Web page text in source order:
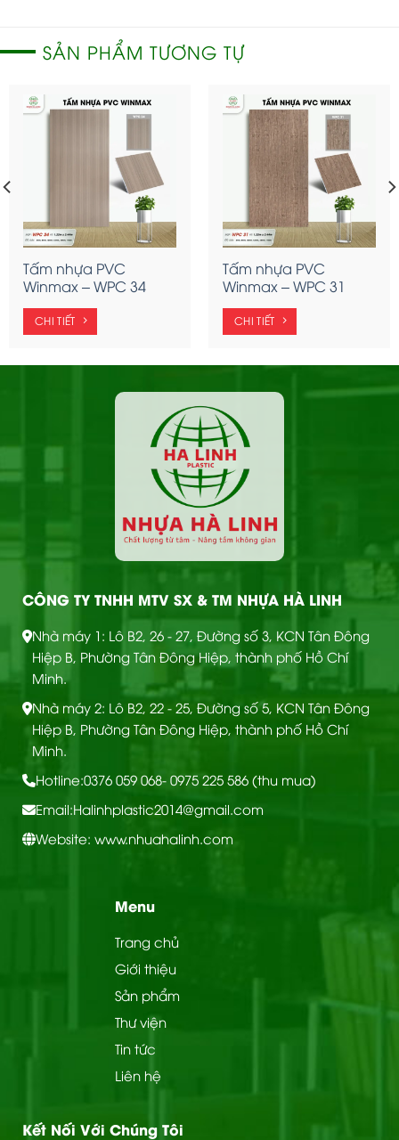
SẢN PHẨM TƯƠNG TỰ
Tấm nhựa PVC
Winmax – WPC 34
CHI TIẾT
Tấm nhựa PVC
Winmax – WPC 31
CHI TIẾT
CÔNG TY TNHH MTV SX & TM NHỰA HÀ LINH
Nhà máy 1: Lô B2, 26 - 27, Đường số 3, KCN Tân Đông
Hiệp B, Phường Tân Đông Hiệp, thành phố Hồ Chí
Minh.
Nhà máy 2: Lô B2, 22 - 25, Đường số 5, KCN Tân Đông
Hiệp B, Phường Tân Đông Hiệp, thành phố Hồ Chí
Minh.
Hotline:0376 059 068- 0975 225 586 (thu mua)
Email:Halinhplastic2014@gmail.com
Website: www.nhuahalinh.com
Menu
Trang chủ
Giới thiệu
Sản phẩm
Thư viện
Tin tức
Liên hệ
Kết Nối Với Chúng Tôi